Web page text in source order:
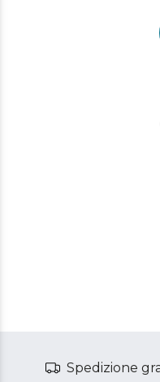
Spedizione